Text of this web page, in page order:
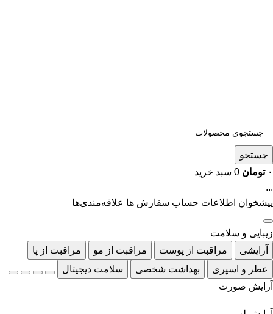
جستجو
۰ تومان 0 سبد خرید
...
پیشخوان اطلاعات حساب سفارش ها علاقه‌مندی‌ها
زیبایی و سلامت
آرایشی
مراقبت از پوست مراقبت از مو
مراقبت از پا
عطر و اسپری
بهداشت شخصی
سلامت دیجیتال
آرایش صورت